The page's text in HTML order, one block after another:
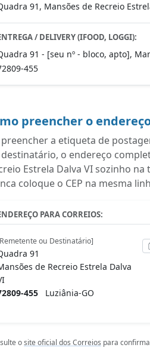
91, Mansões de Recreio
/ DELIVERY (IFOOD, LOGGI):
91 - [seu nº - bloco, apto],
455
preencher o
a etiqueta de
o endereço
Estrela Dalva VI sozinho
coloque o CEP na mesma
PARA CORREIOS:
ou Destinatário]
91
de Recreio Estrela Dalva
455 Luziânia-GO
osite oficial dos Correios para